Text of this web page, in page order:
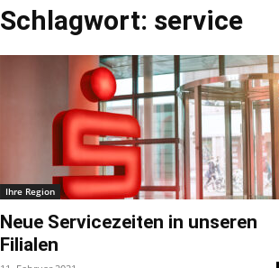
Schlagwort: service
Ihre Region
Neue Servicezeiten in unseren
Filialen